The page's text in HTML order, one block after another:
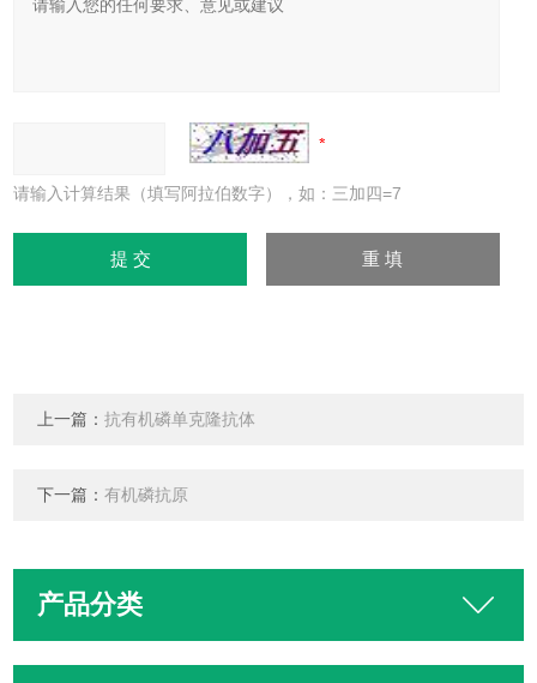
请输入计算结果（填写阿拉伯数字），如：三加四=7
上一篇：抗有机磷单克隆抗体
下一篇：有机磷抗原
产品分类